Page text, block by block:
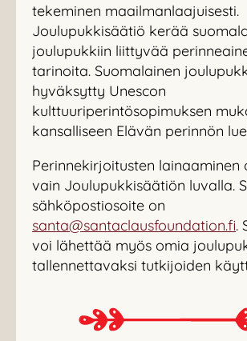
tekeminen maailmanlaajuisesti.
Joulupukkisäätiö kerää
joulupukkiin liittyvää
tarinoita. Suomalainen
hyväksytty Unescon
kulttuuriperintösopimuksen
kansalliseen Elävän perinnön
Perinnekirjoitusten lainaaminen
vain Joulupukkisäätiön luvalla.
sähköpostiosoite on
santa@santaclausfoundation.fi.
voi lähettää myös omia
tallennettavaksi tutkijoiden